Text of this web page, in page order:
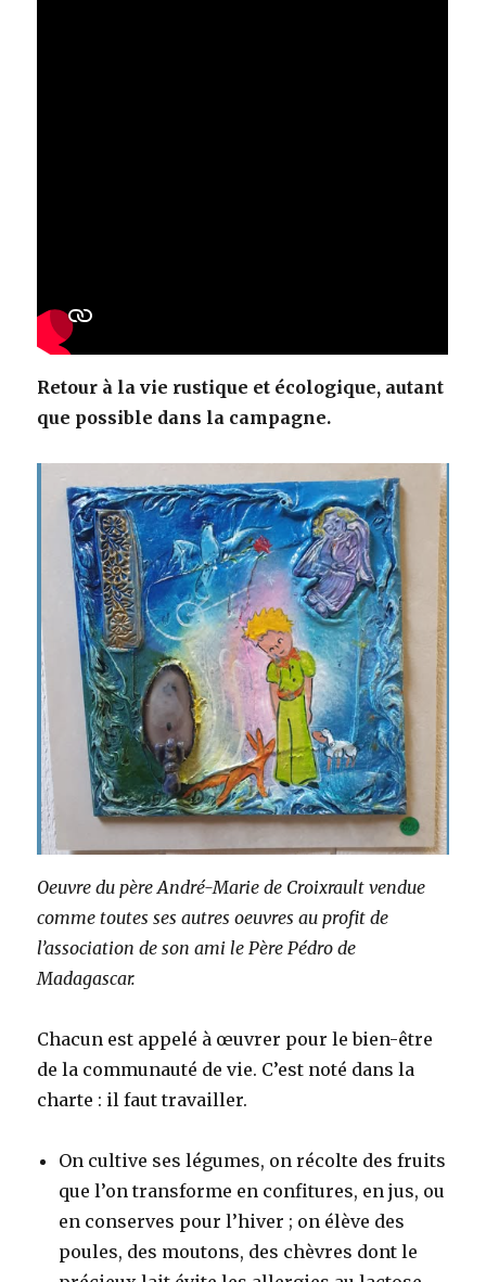
Retour à la vie rustique et écologique, autant
que possible dans la campagne.
Oeuvre du père André-Marie de Croixrault vendue
comme toutes ses autres oeuvres au profit de
l’association de son ami le Père Pédro de
Madagascar.
Chacun est appelé à œuvrer pour le bien-être
de la communauté de vie. C’est noté dans la
charte : il faut travailler.
On cultive ses légumes, on récolte des fruits
que l’on transforme en confitures, en jus, ou
en conserves pour l’hiver ; on élève des
poules, des moutons, des chèvres dont le